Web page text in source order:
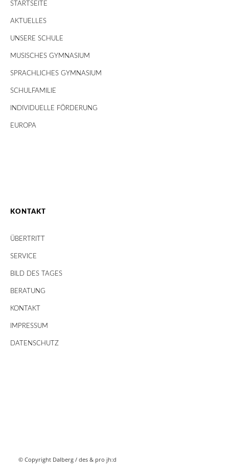
STARTSEITE
AKTUELLES
UNSERE SCHULE
MUSISCHES GYMNASIUM
SPRACHLICHES GYMNASIUM
SCHULFAMILIE
INDIVIDUELLE FÖRDERUNG
EUROPA
KONTAKT
ÜBERTRITT
SERVICE
BILD DES TAGES
BERATUNG
KONTAKT
IMPRESSUM
DATENSCHUTZ
© Copyright Dalberg / des & pro jh:d